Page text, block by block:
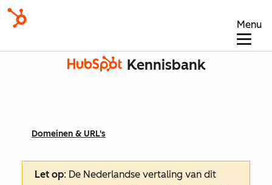
Menu
Kennisbank
Domeinen & URL's
Let op: De Nederlandse vertaling van dit